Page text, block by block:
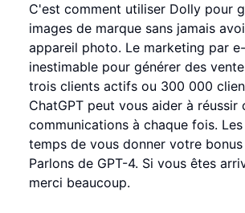
C'est comment utiliser Dolly pour
images de marque sans jamais
appareil photo. Le marketing par
inestimable pour générer des
trois clients actifs ou 300 000
ChatGPT peut vous aider à réussir
communications à chaque fois.
temps de vous donner votre
Parlons de GPT-4. Si vous êtes
merci beaucoup.